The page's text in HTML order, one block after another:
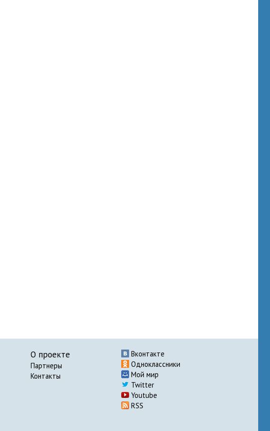
О проекте
Партнеры
Контакты
Вконтакте
Одноклассники
Мой мир
Twitter
Youtube
RSS